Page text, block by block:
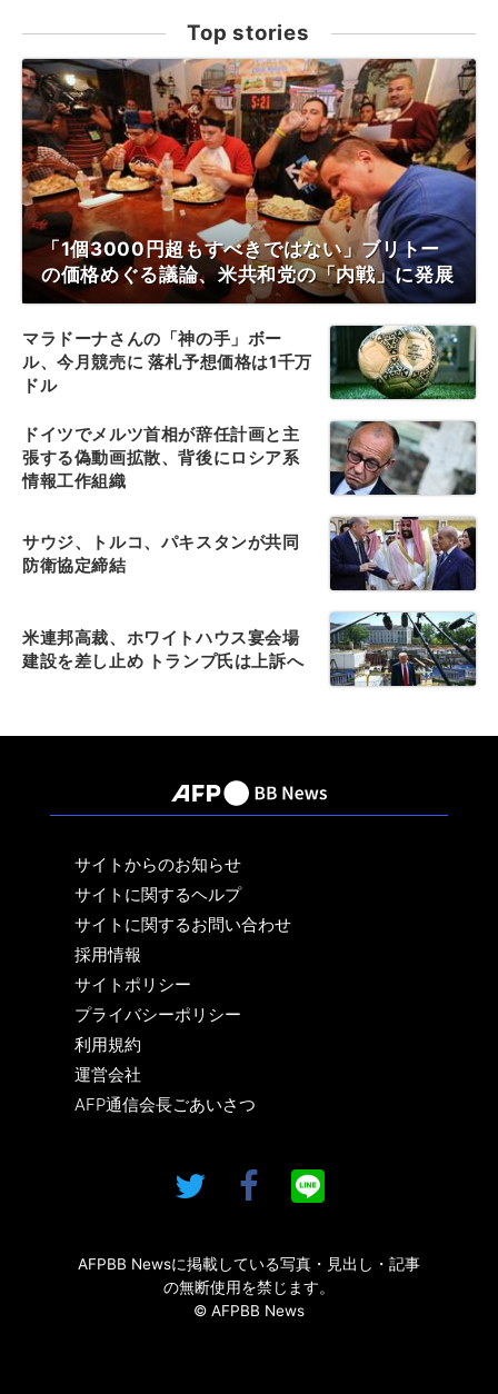
Top stories
「1個3000円超もすべきではない」ブリトー
の価格めぐる議論、米共和党の「内戦」に発展
マラドーナさんの「神の手」ボー
ル、今月競売に 落札予想価格は1千万
ドル
ドイツでメルツ首相が辞任計画と主
張する偽動画拡散、背後にロシア系
情報工作組織
サウジ、トルコ、パキスタンが共同
防衛協定締結
米連邦高裁、ホワイトハウス宴会場
建設を差し止め トランプ氏は上訴へ
サイトからのお知らせ
サイトに関するヘルプ
サイトに関するお問い合わせ
採用情報
サイトポリシー
プライバシーポリシー
利用規約
運営会社
AFP通信会長ごあいさつ
AFPBB Newsに掲載している写真・見出し・記事
の無断使用を禁じます。
© AFPBB News